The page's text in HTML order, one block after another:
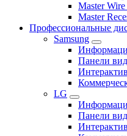
Master
Master
Профессиональные
Samsung
Панели
LG
Панели